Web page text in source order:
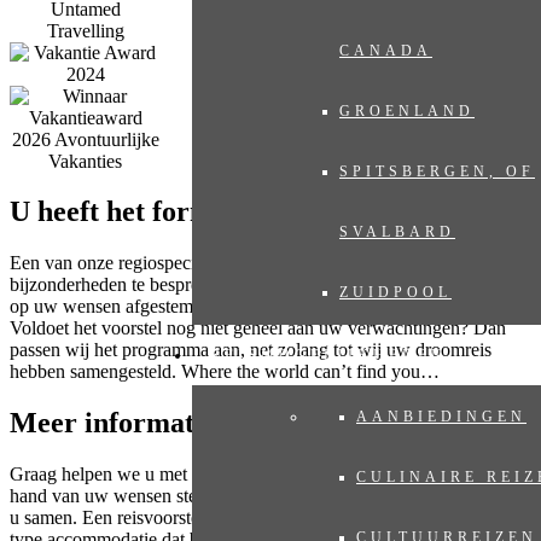
CANADA
GROENLAND
SPITSBERGEN, OF
SVALBARD
ZUIDPOOL
REISMOGELIJKHEDEN
AANBIEDINGEN
CULINAIRE
CULTUURREIZEN
U heeft het formulier ingevuld. En dan?
Een van onze regiospecialisten neemt contact met u op om eventuele
bijzonderheden te bespreken, waarna u binnen twee werkdagen een
op uw wensen afgestemd reisvoorstel ontvangt, geheel vrijblijvend.
Voldoet het voorstel nog niet geheel aan uw verwachtingen? Dan
passen wij het programma aan, net zolang tot wij uw droomreis
hebben samengesteld. Where the world can’t find you…
Meer informatie?
Graag helpen we u met het samenstellen van uw droomreis. Aan de
hand van uw wensen stelt onze regiospecialist een reis op maat voor
u samen. Een reisvoorstel met hoogtepunten die u gekozen heeft, het